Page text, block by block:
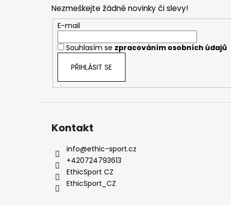
Nezmeškejte žádné novinky či slevy!
E-mail
Souhlasím se zpracováním osobních údajů
PŘIHLÁSIT SE
Kontakt
info@ethic-sport.cz
+420724793613
EthicSport CZ
EthicSport_CZ